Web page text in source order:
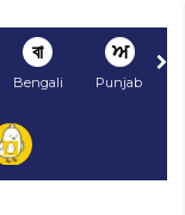
বা
Bengali
ਅ
Punjabi